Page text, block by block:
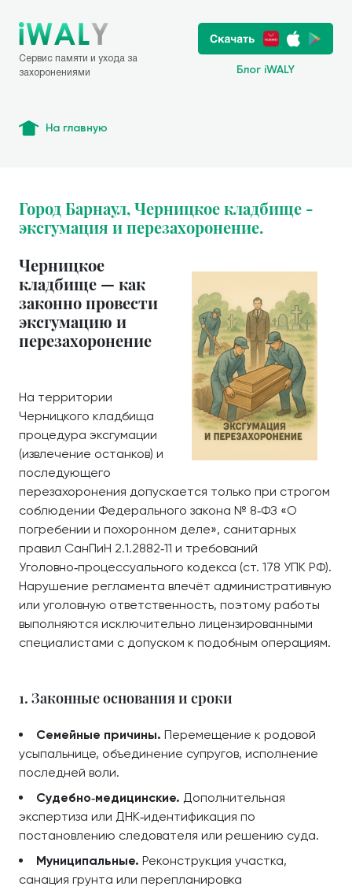
Сервис памяти и ухода за
захоронениями
Блог iWALY
На главную
Город Барнаул, Черницкое кладбище -
эксгумация и перезахоронение.
Черницкое
кладбище — как
законно провести
эксгумацию и
перезахоронение
На территории
Черницкого кладбища
процедура эксгумации
(извлечение останков) и
последующего
перезахоронения допускается только при строгом
соблюдении Федерального закона № 8‑ФЗ «О
погребении и похоронном деле», санитарных
правил СанПиН 2.1.2882‑11 и требований
Уголовно‑процессуального кодекса (ст. 178 УПК РФ).
Нарушение регламента влечёт административную
или уголовную ответственность, поэтому работы
выполняются исключительно лицензированными
специалистами с допуском к подобным операциям.
1. Законные основания и сроки
Семейные причины. Перемещение к родовой
усыпальнице, объединение супругов, исполнение
последней воли.
Судебно‑медицинские. Дополнительная
экспертиза или ДНК‑идентификация по
постановлению следователя или решению суда.
Муниципальные. Реконструкция участка,
санация грунта или перепланировка